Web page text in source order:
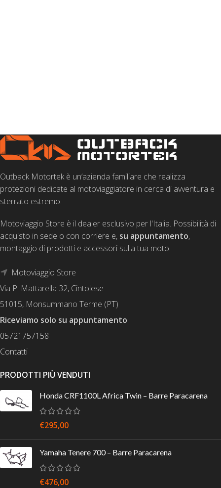
Outback Motortek è un’azienda familiare che realizza
protezioni dedicate al motoviaggiatore in cerca di avventura e
sterrato estremo.
Motoviaggio Store è il dealer esclusivo per l'Italia. Possibilità di
acquisto in sede o con corriere e, su appuntamento,
montaggio di prodotti e accessori sulla tua moto.
Motoviaggio Store
Via P. Mattarella 32, Cintolese
51015, Monsummano Terme (PT)
Riceviamo solo su appuntamento
05721757158
Contatti
PRODOTTI PIÙ VENDUTI
Honda CRF1100L Africa Twin – Barre Paracarena
€295,00
Yamaha Tenere 700 – Barre Paracarena
€476,00